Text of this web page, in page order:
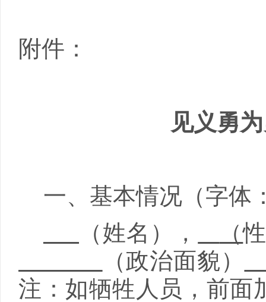
附件：
见义勇
一、基本情况（字体
（姓名），
（
（政治面貌）
注：如牺牲人员，前面